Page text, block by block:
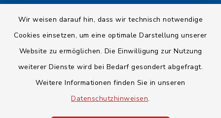
Wir weisen darauf hin, dass wir technisch notwendige
Cookies einsetzen, um eine optimale Darstellung unserer
Website zu ermöglichen. Die Einwilligung zur Nutzung
weiterer Dienste wird bei Bedarf gesondert abgefragt.
Weitere Informationen finden Sie in unseren
Datenschutzhinweisen.
Datenschutz
Impressum
Sitemap
Cookie-Einstellungen